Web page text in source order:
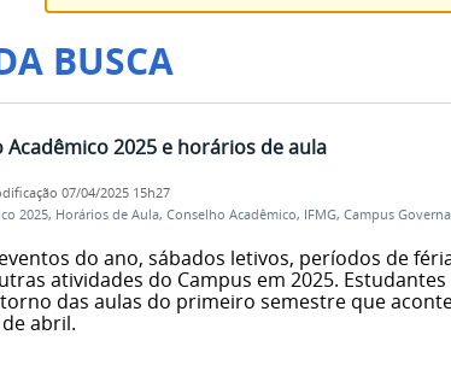
BUSCA
2025 e horários de aula
07/04/2025 15h27
2025, Horários de Aula, Conselho Acadêmico, IFMG, Campus
do ano, sábados letivos, períodos de
atividades do Campus em 2025. Estudantes
das aulas do primeiro semestre que
abril.